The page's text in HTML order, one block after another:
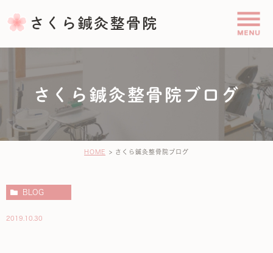
さくら鍼灸整骨院ブログ
HOME さくら鍼灸整骨院ブログ
BLOG
2019.10.30